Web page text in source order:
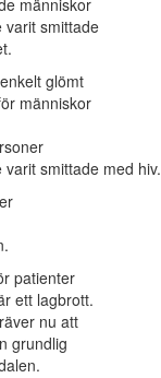
människor
varit smittade
glömt
människor
smittade med hiv.
patienter
ett lagbrott.
nu att
grundlig